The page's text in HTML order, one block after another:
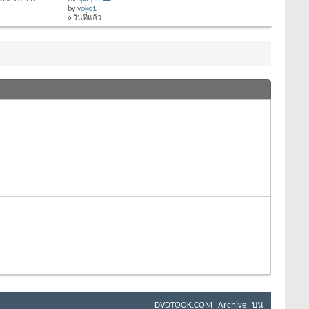
byyoko1
6 วันที่แล้ว
DVDTOOK.COM Archive บน